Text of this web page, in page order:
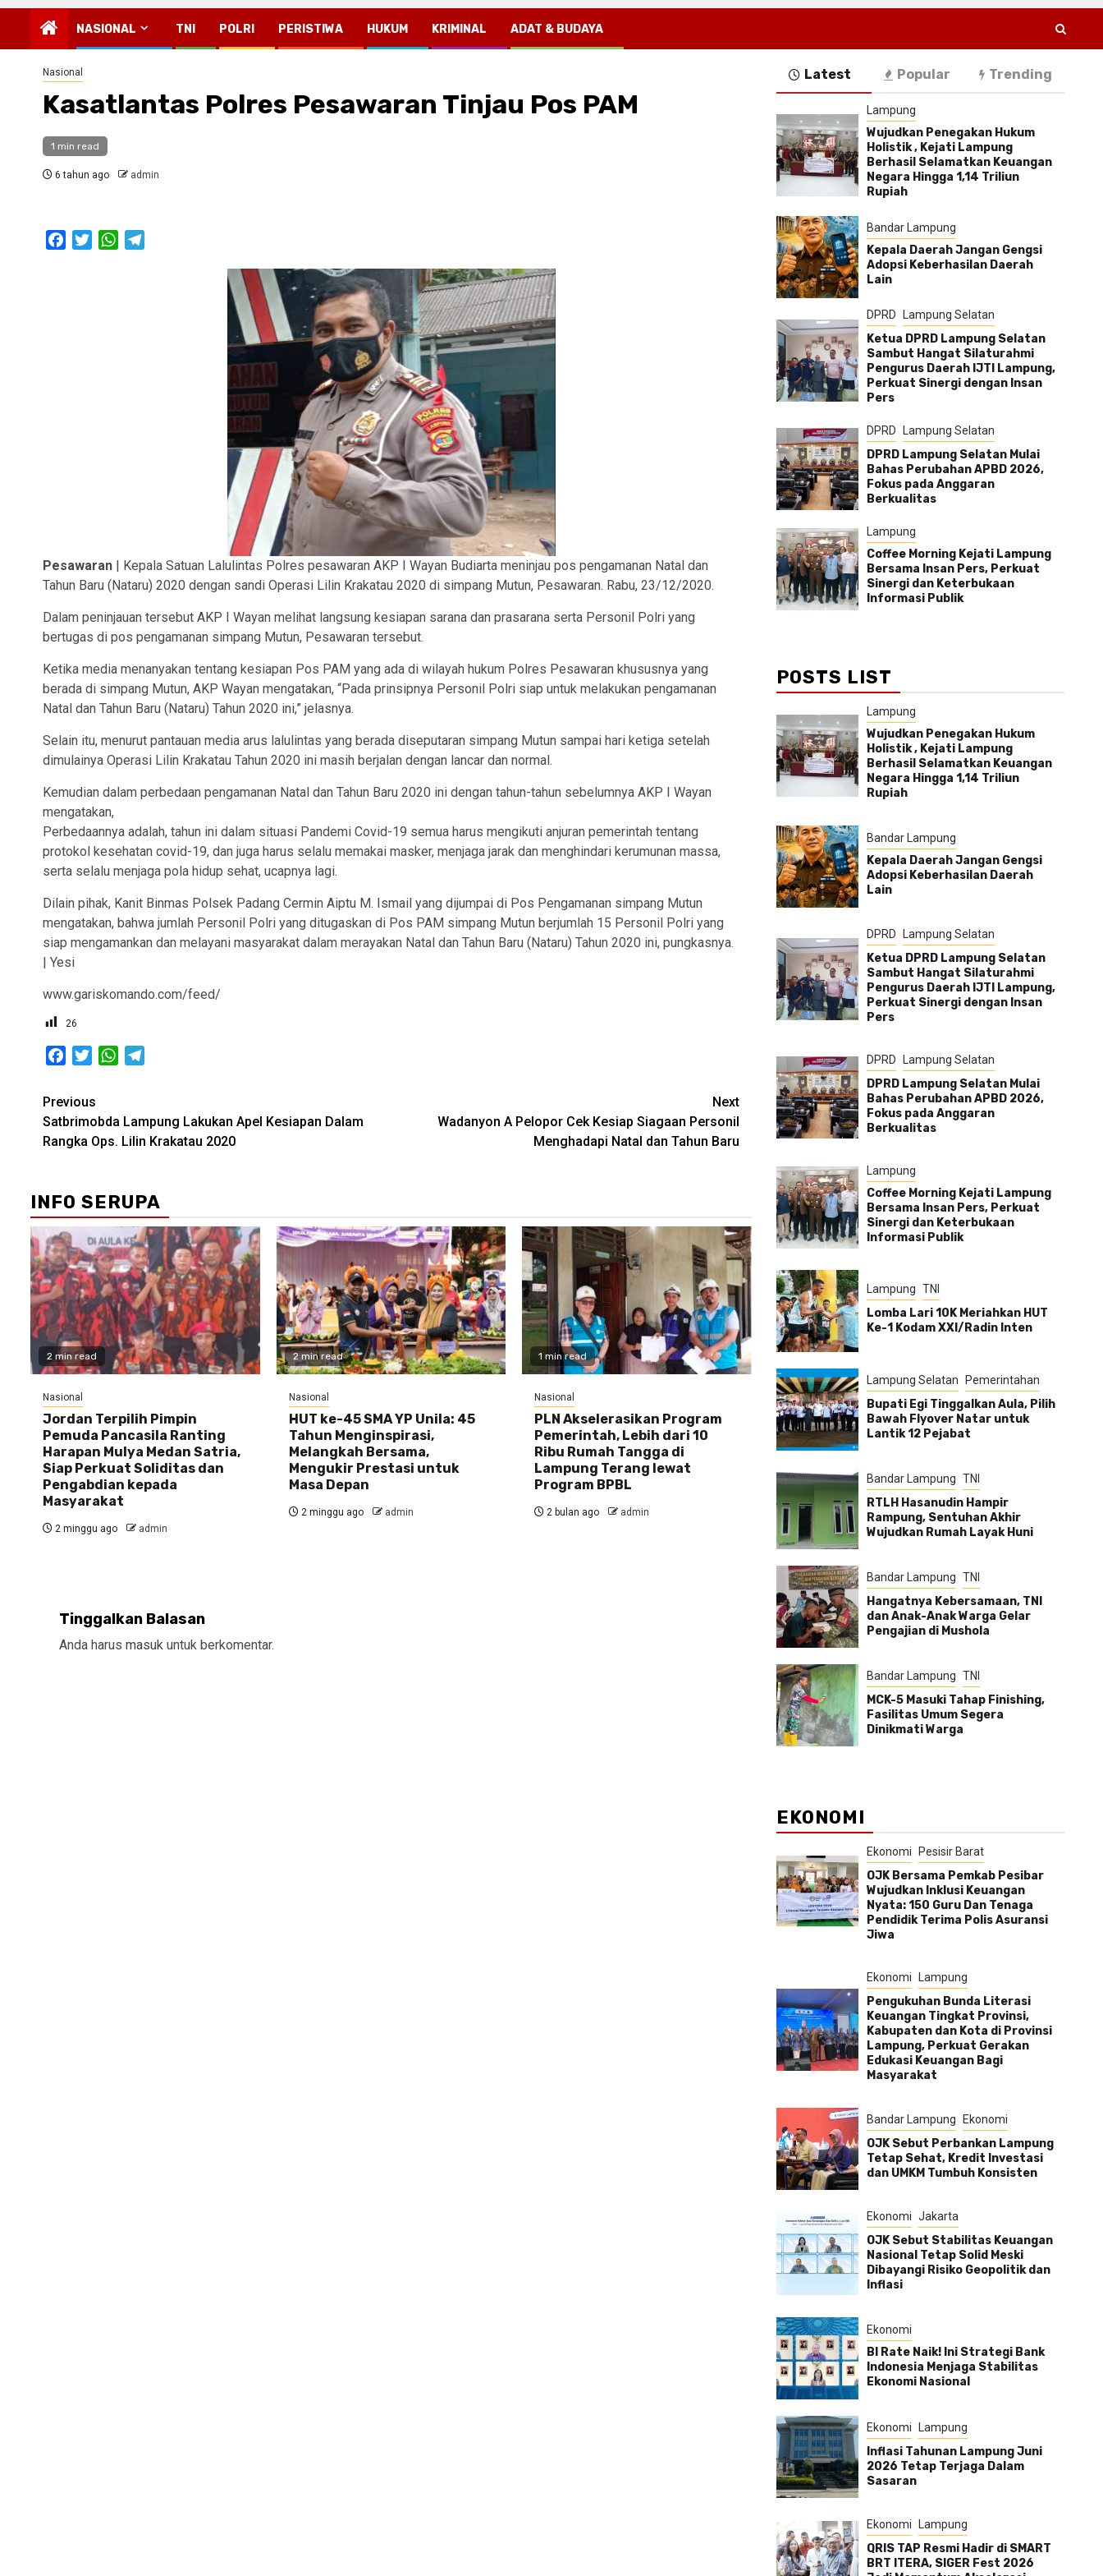
NASIONAL TNI POLRI PERISTIWA HUKUM KRIMINAL ADAT & BUDAYA
Nasional
Kasatlantas Polres Pesawaran Tinjau Pos PAM
1 min read
6 tahun ago admin
FacebookTwitterWhatsApp
Pesawaran | Kepala Satuan Lalulintas Polres pesawaran AKP I Wayan Budiarta meninjau pos pengamanan Natal dan
Tahun Baru (Nataru) 2020 dengan sandi Operasi Lilin Krakatau 2020 di simpang Mutun, Pesawaran. Rabu, 23/12/2020.
Dalam peninjauan tersebut AKP I Wayan melihat langsung kesiapan sarana dan prasarana serta Personil Polri yang
bertugas di pos pengamanan simpang Mutun, Pesawaran tersebut.
Ketika media menanyakan tentang kesiapan Pos PAM yang ada di wilayah hukum Polres Pesawaran khususnya yang
berada di simpang Mutun, AKP Wayan mengatakan, “Pada prinsipnya Personil Polri siap untuk melakukan pengamanan
Natal dan Tahun Baru (Nataru) Tahun 2020 ini,” jelasnya.
Selain itu, menurut pantauan media arus lalulintas yang berada diseputaran simpang Mutun sampai hari ketiga setelah
dimulainya Operasi Lilin Krakatau Tahun 2020 ini masih berjalan dengan lancar dan normal.
Kemudian dalam perbedaan pengamanan Natal dan Tahun Baru 2020 ini dengan tahun-tahun sebelumnya AKP I Wayan
mengatakan,
Perbedaannya adalah, tahun ini dalam situasi Pandemi Covid-19 semua harus mengikuti anjuran pemerintah tentang
protokol kesehatan covid-19, dan juga harus selalu memakai masker, menjaga jarak dan menghindari kerumunan massa,
serta selalu menjaga pola hidup sehat, ucapnya lagi.
Dilain pihak, Kanit Binmas Polsek Padang Cermin Aiptu M. Ismail yang dijumpai di Pos Pengamanan simpang Mutun
mengatakan, bahwa jumlah Personil Polri yang ditugaskan di Pos PAM simpang Mutun berjumlah 15 Personil Polri yang
siap mengamankan dan melayani masyarakat dalam merayakan Natal dan Tahun Baru (Nataru) Tahun 2020 ini, pungkasnya.
| Yesi
www.gariskomando.com/feed/
26
FacebookTwitterWhatsApp
Post
navigation
Previous
Satbrimobda Lampung Lakukan Apel Kesiapan Dalam
Rangka Ops. Lilin Krakatau 2020
Next
Wadanyon A Pelopor Cek Kesiap Siagaan Personil
Menghadapi Natal dan Tahun Baru
INFO SERUPA
2 min read
Nasional
Jordan Terpilih Pimpin
Pemuda Pancasila Ranting
Harapan Mulya Medan Satria,
Siap Perkuat Soliditas dan
Pengabdian kepada
Masyarakat
2 minggu ago admin
2 min read
Nasional
HUT ke-45 SMA YP Unila: 45
Tahun Menginspirasi,
Melangkah Bersama,
Mengukir Prestasi untuk
Masa Depan
2 minggu ago admin
1 min read
Nasional
PLN Akselerasikan Program
Pemerintah, Lebih dari 10
Ribu Rumah Tangga di
Lampung Terang lewat
Program BPBL
2 bulan ago admin
Tinggalkan Balasan
Anda harus masuk untuk berkomentar.
Latest Popular Trending
Lampung
Wujudkan Penegakan Hukum
Holistik , Kejati Lampung
Berhasil Selamatkan Keuangan
Negara Hingga 1,14 Triliun
Rupiah
Bandar Lampung
Kepala Daerah Jangan Gengsi
Adopsi Keberhasilan Daerah
Lain
DPRD Lampung Selatan
Ketua DPRD Lampung Selatan
Sambut Hangat Silaturahmi
Pengurus Daerah IJTI Lampung,
Perkuat Sinergi dengan Insan
Pers
DPRD Lampung Selatan
DPRD Lampung Selatan Mulai
Bahas Perubahan APBD 2026,
Fokus pada Anggaran
Berkualitas
Lampung
Coffee Morning Kejati Lampung
Bersama Insan Pers, Perkuat
Sinergi dan Keterbukaan
Informasi Publik
POSTS LIST
Lampung
Wujudkan Penegakan Hukum
Holistik , Kejati Lampung
Berhasil Selamatkan Keuangan
Negara Hingga 1,14 Triliun
Rupiah
Bandar Lampung
Kepala Daerah Jangan Gengsi
Adopsi Keberhasilan Daerah
Lain
DPRD Lampung Selatan
Ketua DPRD Lampung Selatan
Sambut Hangat Silaturahmi
Pengurus Daerah IJTI Lampung,
Perkuat Sinergi dengan Insan
Pers
DPRD Lampung Selatan
DPRD Lampung Selatan Mulai
Bahas Perubahan APBD 2026,
Fokus pada Anggaran
Berkualitas
Lampung
Coffee Morning Kejati Lampung
Bersama Insan Pers, Perkuat
Sinergi dan Keterbukaan
Informasi Publik
Lampung TNI
Lomba Lari 10K Meriahkan HUT
Ke-1 Kodam XXI/Radin Inten
Lampung Selatan Pemerintahan
Bupati Egi Tinggalkan Aula, Pilih
Bawah Flyover Natar untuk
Lantik 12 Pejabat
Bandar Lampung TNI
RTLH Hasanudin Hampir
Rampung, Sentuhan Akhir
Wujudkan Rumah Layak Huni
Bandar Lampung TNI
Hangatnya Kebersamaan, TNI
dan Anak-Anak Warga Gelar
Pengajian di Mushola
Bandar Lampung TNI
MCK-5 Masuki Tahap Finishing,
Fasilitas Umum Segera
Dinikmati Warga
EKONOMI
Ekonomi Pesisir Barat
OJK Bersama Pemkab Pesibar
Wujudkan Inklusi Keuangan
Nyata: 150 Guru Dan Tenaga
Pendidik Terima Polis Asuransi
Jiwa
Ekonomi Lampung
Pengukuhan Bunda Literasi
Keuangan Tingkat Provinsi,
Kabupaten dan Kota di Provinsi
Lampung, Perkuat Gerakan
Edukasi Keuangan Bagi
Masyarakat
Bandar Lampung Ekonomi
OJK Sebut Perbankan Lampung
Tetap Sehat, Kredit Investasi
dan UMKM Tumbuh Konsisten
Ekonomi Jakarta
OJK Sebut Stabilitas Keuangan
Nasional Tetap Solid Meski
Dibayangi Risiko Geopolitik dan
Inflasi
Ekonomi
BI Rate Naik! Ini Strategi Bank
Indonesia Menjaga Stabilitas
Ekonomi Nasional
Ekonomi Lampung
Inflasi Tahunan Lampung Juni
2026 Tetap Terjaga Dalam
Sasaran
Ekonomi Lampung
QRIS TAP Resmi Hadir di SMART
BRT ITERA, SIGER Fest 2026